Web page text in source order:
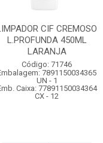
CIF CREMOSO
L.PROFUNDA 450ML
LARANJA
Código: 71746
7891150034365
UN - 1
Caixa: 77891150034364
CX - 12